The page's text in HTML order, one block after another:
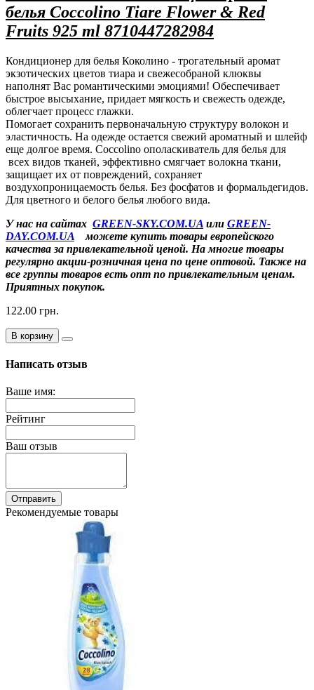
белья Coccolino Tiare Flower & Red
Fruits 925 ml 8710447282984
Кондиционер для белья Коколино - трогательный аромат
экзотических цветов тиара и свежесобраной клюквы
наполнят Вас романтическими эмоциями! Обеспечивает
быстрое высыхание, придает мягкость и свежесть одежде,
облегчает процесс глажки.
Помогает сохранить первоначальную структуру волокон и
эластичность. На одежде остается свежий ароматный и шлейф
еще долгое время. Coccolino ополаскиватель для белья для
всех видов тканей, эффективно смягчает волокна ткани,
защищает их от повреждений, сохраняет
воздухопроницаемость белья. Без фосфатов и формальдегидов.
Для цветного и белого белья любого вида.
У нас на сайтах GREEN-SKY.COM.UA или GREEN-
DAY.COM.UA можете купить товары европейского
качества за привлекательной ценой. На многие товары
регулярно акции-розничная цена по цене оптовой. Также на
все группы товаров есть опт по привлекательным ценам.
Приятных покупок.
122.00 грн.
В корзину
Написать отзыв
Ваше имя:
Рейтинг
Ваш отзыв
Отправить
Рекомендуемые товары